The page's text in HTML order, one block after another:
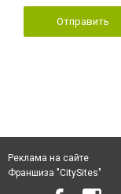
Отправить
Реклама на сайте
Франшиза "CitySites"